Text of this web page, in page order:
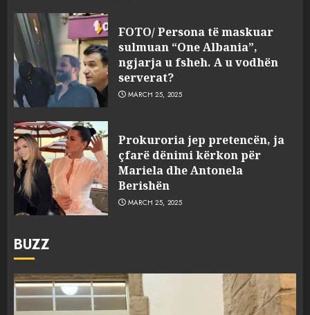
FOTO/ Persona të maskuar
sulmuan “One Albania”,
ngjarja u fsheh. A u vodhën
serverat?
MARCH 25, 2025
Prokuroria jep pretencën, ja
çfarë dënimi kërkon për
Mariela dhe Antonela
Berishën
MARCH 25, 2025
BUZZ